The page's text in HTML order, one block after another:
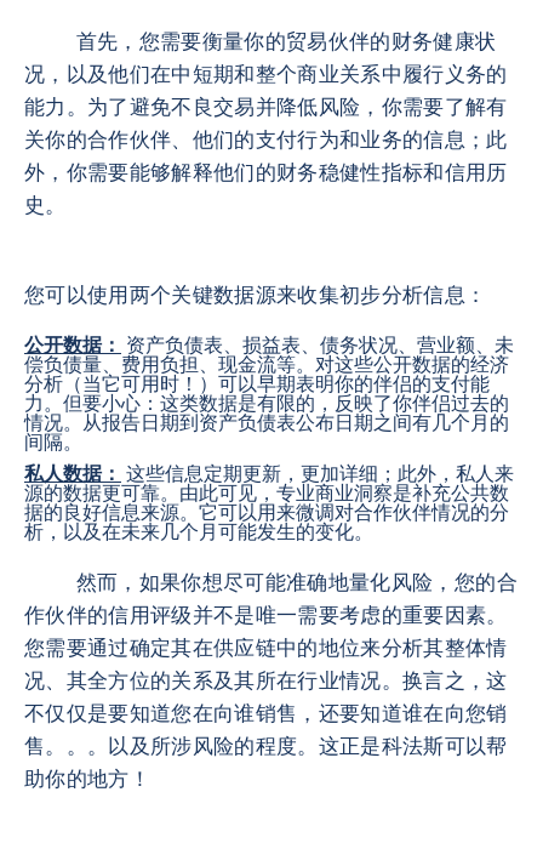
首先，您需要衡量你的贸易伙伴的财务健康状
况，以及他们在中短期和整个商业关系中履行义务的
能力。为了避免不良交易并降低风险，你需要了解有
关你的合作伙伴、他们的支付行为和业务的信息；此
外，你需要能够解释他们的财务稳健性指标和信用历
史。
您可以使用两个关键数据源来收集初步分析信息：
公开数据：
资产负债表、损益表、债务状况、营业额、未
偿负债量、费用负担、现金流等。对这些公开数据的经济
分析（当它可用时！）可以早期表明你的伴侣的支付能
力。但要小心：这类数据是有限的，反映了你伴侣过去的
情况。从报告日期到资产负债表公布日期之间有几个月的
间隔。
私人数据： 这些信息定期更新，更加详细；此外，私人来
源的数据更可靠。由此可见，专业商业洞察是补充公共数
据的良好信息来源。它可以用来微调对合作伙伴情况的分
析，以及在未来几个月可能发生的变化。
然而，如果你想尽可能准确地量化风险，您的合
作伙伴的信用评级并不是唯一需要考虑的重要因素。
您需要通过确定其在供应链中的地位来分析其整体情
况、其全方位的关系及其所在行业情况。换言之，这
不仅仅是要知道您在向谁销售，还要知道谁在向您销
售。。。以及所涉风险的程度。这正是科法斯可以帮
助你的地方！